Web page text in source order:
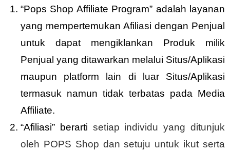
“Pops Shop Affiliate Program” adalah layanan
yang mempertemukan Afiliasi dengan Penjual
untuk dapat mengiklankan Produk milik
Penjual yang ditawarkan melalui Situs/Aplikasi
maupun platform lain di luar Situs/Aplikasi
termasuk namun tidak terbatas pada Media
Affiliate.
“Afiliasi” berarti setiap individu yang ditunjuk
oleh POPS Shop dan setuju untuk ikut serta